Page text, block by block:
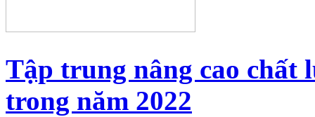
Tập trung nâng cao chất
trong năm 2022